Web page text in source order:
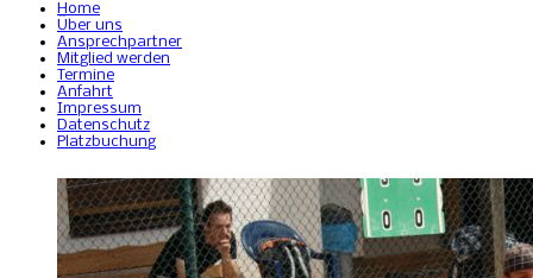
Home
Über uns
Ansprechpartner
Mitglied werden
Termine
Anfahrt
Impressum
Datenschutz
Platzbuchung